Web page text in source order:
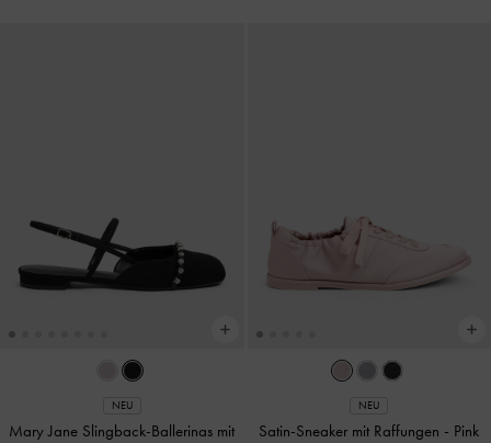
NEU
Mary Jane Slingback-Ballerinas mit
NEU
Satin-Sneaker mit Raffungen - Pink